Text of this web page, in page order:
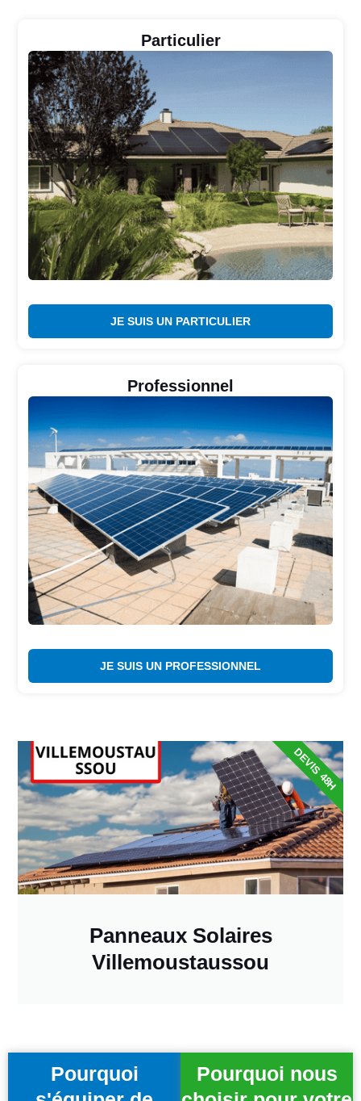
Particulier
JE SUIS UN PARTICULIER
Professionnel
JE SUIS UN PROFESSIONNEL
Panneaux Solaires
Villemoustaussou
DEVIS 48H
Pourquoi
Pourquoi nous